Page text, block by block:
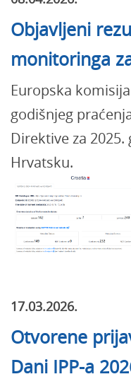
Objavljeni
monitoringa
Europska
godišnjeg
Direktive za
Hrvatsku.
17.03.2026.
Otvorene
Dani IPP-a